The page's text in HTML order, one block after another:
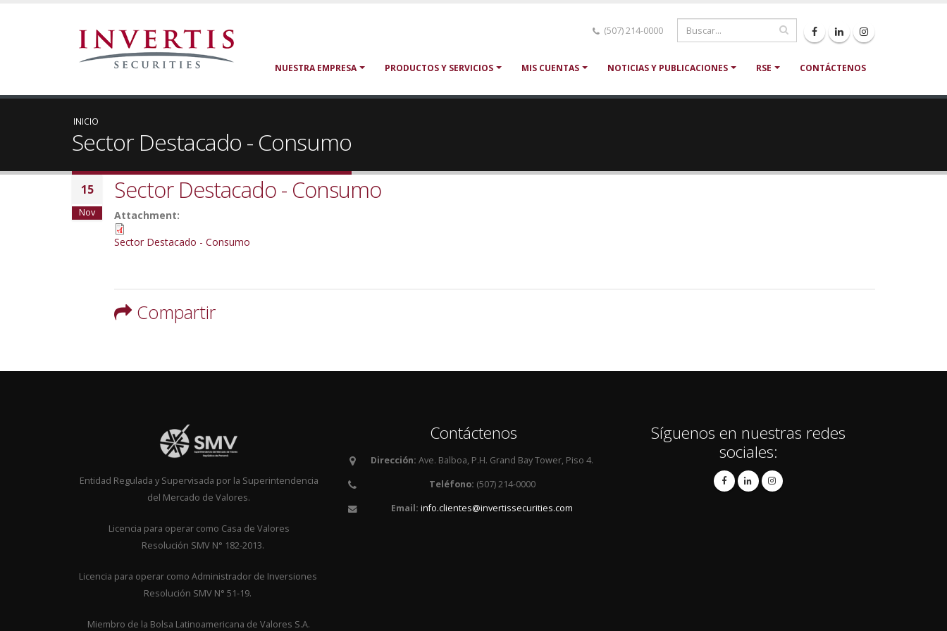
(507) 214-0000
NUESTRA EMPRESA PRODUCTOS Y SERVICIOS MIS CUENTAS NOTICIAS Y PUBLICACIONES RSE CONTÁCTENOS
INICIO
Sector Destacado - Consumo
15
Nov
Sector Destacado - Consumo
Attachment:
Sector Destacado - Consumo
Compartir
Entidad Regulada y Supervisada por la Superintendencia
del Mercado de Valores.
Licencia para operar como Casa de Valores
Resolución SMV N° 182-2013.
Licencia para operar como Administrador de Inversiones
Resolución SMV N° 51-19.
Miembro de la Bolsa Latinoamericana de Valores S.A.
Contáctenos
Dirección: Ave. Balboa, P.H. Grand Bay Tower, Piso 4.
Teléfono: (507) 214-0000
Email: info.clientes@invertissecurities.com
Síguenos en nuestras redes
sociales: